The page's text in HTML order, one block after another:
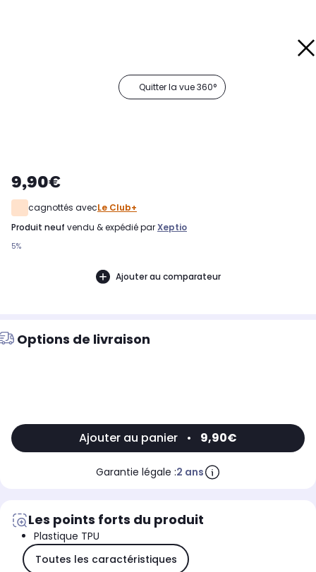
Quitter la vue 360°
9,90€
cagnottés avecLe Club+
produit neuf vendu & expédié parXeptio
5%
Ajouter au comparateur
Options de livraison
Ajouter au panier • 9,90€
Garantie légale :2 ans
Les points forts du produit
Plastique TPU
Toutes les caractéristiques